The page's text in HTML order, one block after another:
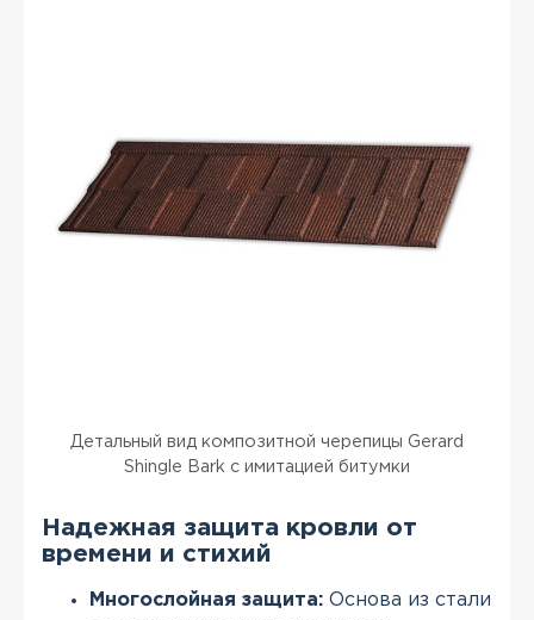
Детальный вид композитной черепицы Gerard
Shingle Bark с имитацией битумки
Надежная защита кровли от
времени и стихий
Многослойная защита: Основа из стали